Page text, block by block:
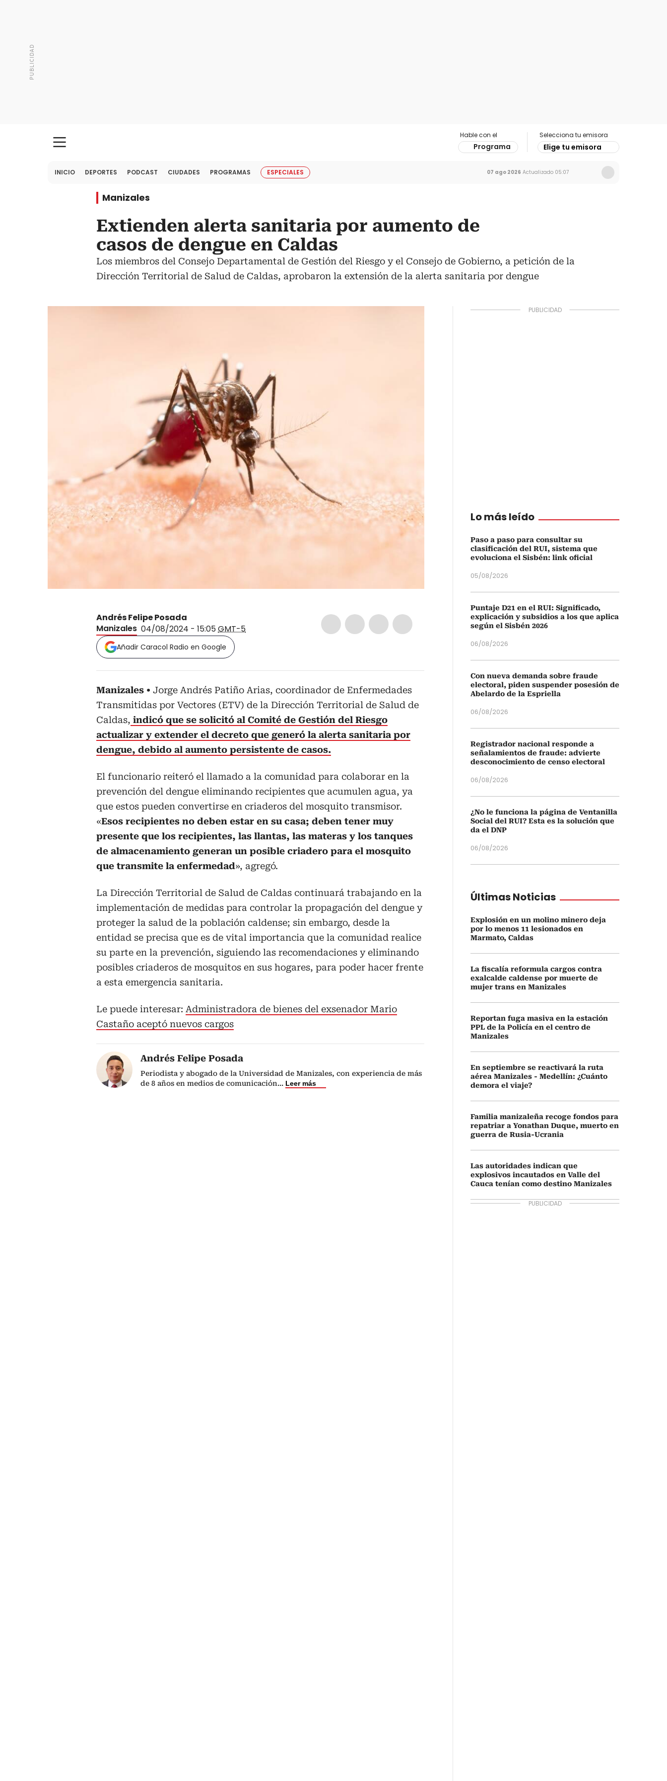
Hable con el
Programa
Selecciona tu emisora
Elige tu emisora
INICIO DEPORTES PODCAST CIUDADES PROGRAMAS ESPECIALES 07 ago 2026 Actualizado 05:07
Manizales
Extienden alerta sanitaria por aumento de
casos de dengue en Caldas
Los miembros del Consejo Departamental de Gestión del Riesgo y el Consejo de Gobierno, a petición de la
Dirección Territorial de Salud de Caldas, aprobaron la extensión de la alerta sanitaria por dengue
Andrés Felipe Posada
Manizales 04/08/2024 - 15:05GMT-5
Añadir Caracol Radio en Google
Manizales
Jorge Andrés Patiño Arias, coordinador de Enfermedades
Transmitidas por Vectores (ETV) de la Dirección Territorial de Salud de
Caldas, indicó que se solicitó al Comité de Gestión del Riesgo
actualizar y extender el decreto que generó la alerta sanitaria por
dengue, debido al aumento persistente de casos.
El funcionario reiteró el llamado a la comunidad para colaborar en la
prevención del dengue eliminando recipientes que acumulen agua, ya
que estos pueden convertirse en criaderos del mosquito transmisor.
«Esos recipientes no deben estar en su casa; deben tener muy
presente que los recipientes, las llantas, las materas y los tanques
de almacenamiento generan un posible criadero para el mosquito
que transmite la enfermedad», agregó.
La Dirección Territorial de Salud de Caldas continuará trabajando en la
implementación de medidas para controlar la propagación del dengue y
proteger la salud de la población caldense; sin embargo, desde la
entidad se precisa que es de vital importancia que la comunidad realice
su parte en la prevención, siguiendo las recomendaciones y eliminando
posibles criaderos de mosquitos en sus hogares, para poder hacer frente
a esta emergencia sanitaria.
Le puede interesar: Administradora de bienes del exsenador Mario
Castaño aceptó nuevos cargos
Andrés Felipe Posada
Periodista y abogado de la Universidad de Manizales, con experiencia de más
de 8 años en medios de comunicación... Leer más
Lo más leído
Paso a paso para consultar su
clasificación del RUI, sistema que
evoluciona el Sisbén: link oficial
05/08/2026
Puntaje D21 en el RUI: Significado,
explicación y subsidios a los que aplica
según el Sisbén 2026
06/08/2026
Con nueva demanda sobre fraude
electoral, piden suspender posesión de
Abelardo de la Espriella
06/08/2026
Registrador nacional responde a
señalamientos de fraude: advierte
desconocimiento de censo electoral
06/08/2026
¿No le funciona la página de Ventanilla
Social del RUI? Esta es la solución que
da el DNP
06/08/2026
Últimas Noticias
Explosión en un molino minero deja
por lo menos 11 lesionados en
Marmato, Caldas
La fiscalía reformula cargos contra
exalcalde caldense por muerte de
mujer trans en Manizales
Reportan fuga masiva en la estación
PPL de la Policía en el centro de
Manizales
En septiembre se reactivará la ruta
aérea Manizales - Medellín: ¿Cuánto
demora el viaje?
Familia manizaleña recoge fondos para
repatriar a Yonathan Duque, muerto en
guerra de Rusia-Ucrania
Las autoridades indican que
explosivos incautados en Valle del
Cauca tenían como destino Manizales